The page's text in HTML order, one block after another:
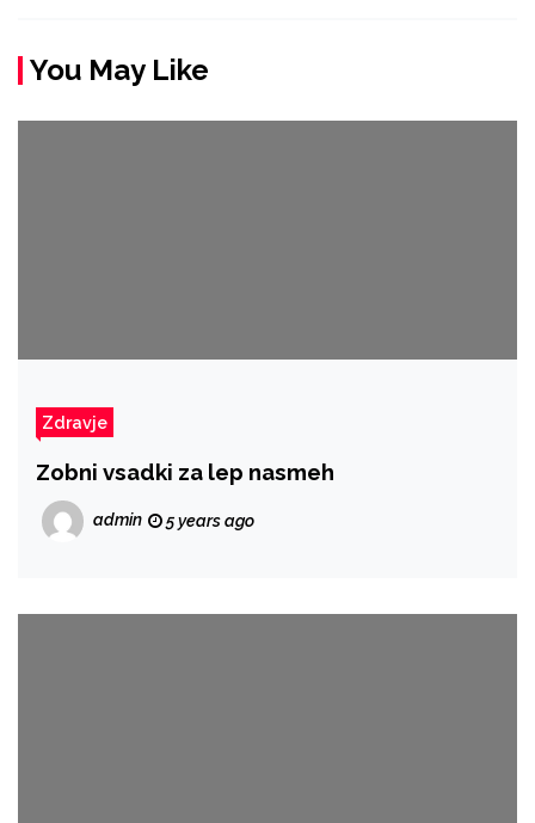
You May Like
Zdravje
Zobni vsadki za lep nasmeh
admin 5 years ago